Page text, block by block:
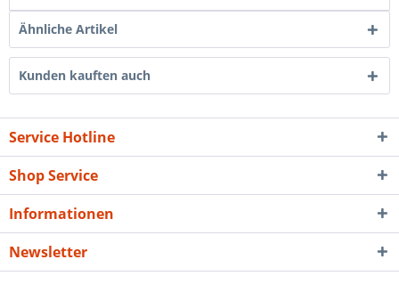
Ähnliche Artikel
Kunden kauften auch
Service Hotline
Shop Service
Informationen
Newsletter